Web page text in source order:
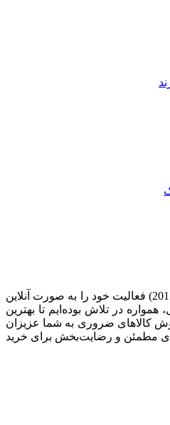
فروشگاه آلینجا از سال 1398 (2017) فعالیت خود را به صورت آنلاین
و در طول این 8 سال، همواره در تلاش بوده‌ایم تا بهترین
کالاهای ضروری به شما عزیزان
مطمئن و رضایت‌بخش برای خرید